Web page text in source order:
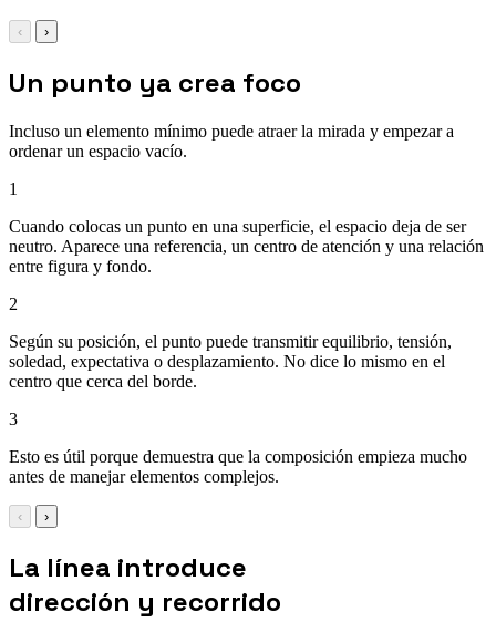
‹ ›
Un punto ya crea foco
Incluso un elemento mínimo puede atraer la mirada y empezar a
ordenar un espacio vacío.
1
Cuando colocas un punto en una superficie, el espacio deja de ser
neutro. Aparece una referencia, un centro de atención y una relación
entre figura y fondo.
2
Según su posición, el punto puede transmitir equilibrio, tensión,
soledad, expectativa o desplazamiento. No dice lo mismo en el
centro que cerca del borde.
3
Esto es útil porque demuestra que la composición empieza mucho
antes de manejar elementos complejos.
‹ ›
La línea introduce
dirección y recorrido